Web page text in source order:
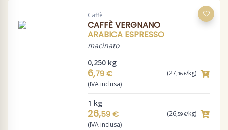
Caffè
CAFFÈ VERGNANO
ARABICA ESPRESSO
macinato
0,250 kg
6,79 € (27,16 €/kg)
(IVA inclusa)
1 kg
26,59 € (26,59 €/kg)
(IVA inclusa)